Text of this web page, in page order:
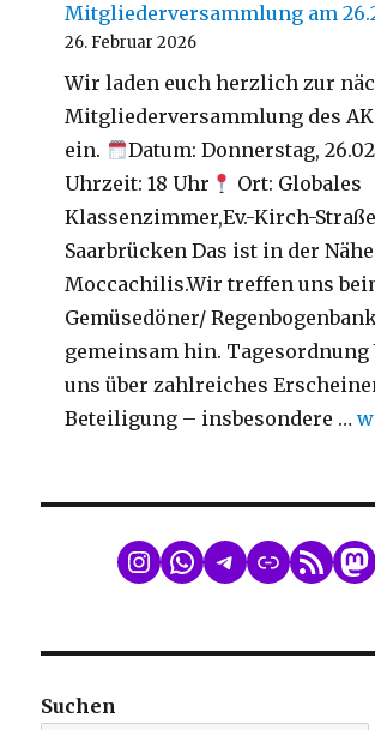
Mitgliederversammlung am
26. Februar 2026
Wir laden euch herzlich zur
Mitgliederversammlung des AK
ein.
Datum: Donnerstag,
Uhrzeit: 18 Uhr
Ort: Globales
Klassenzimmer,Ev.-Kirch-Straße
Saarbrücken Das ist in der
Moccachilis.Wir treffen uns
Gemüsedöner/
gemeinsam hin.
uns über zahlreiches
Beteiligung – insbesondere …
WhatsApp
Telegram
LinkRSS Feed
Suchen